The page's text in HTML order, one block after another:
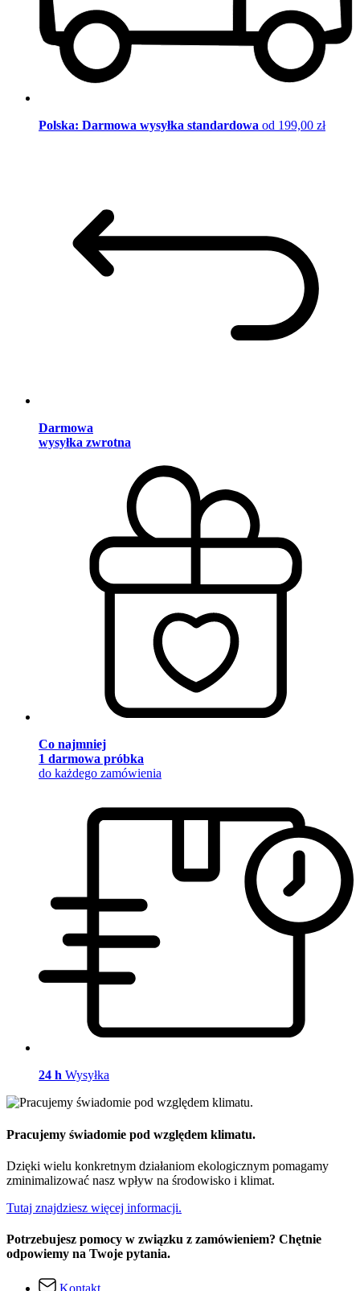
Polska: Darmowa wysyłka standardowa od 199,00 zł
Darmowa
wysyłka zwrotna
Co najmniej
1 darmowa próbka
do każdego zamówienia
24 h Wysyłka
Pracujemy świadomie pod względem klimatu.
Dzięki wielu konkretnym działaniom ekologicznym pomagamy
zminimalizować nasz wpływ na środowisko i klimat.
Tutaj znajdziesz więcej informacji.
Potrzebujesz pomocy w związku z zamówieniem? Chętnie
odpowiemy na Twoje pytania.